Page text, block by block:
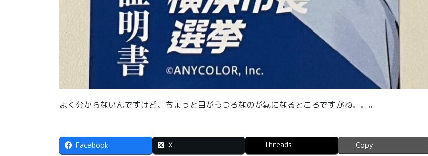
よく分からないんですけど、ちょっと目がうつろなのが氣になるところですがね。。。
Facebook X Threads Copy